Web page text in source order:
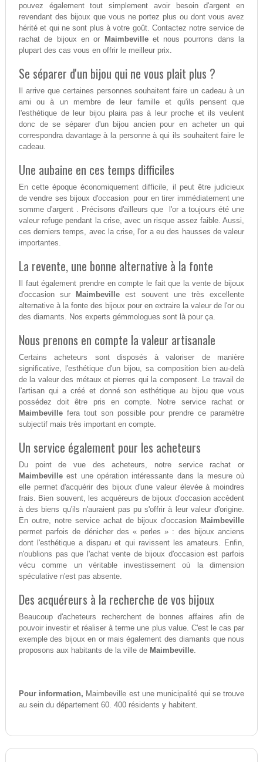
pouvez également tout simplement avoir besoin d'argent en
revendant des bijoux que vous ne portez plus ou dont vous avez
hérité et qui ne sont plus à votre goût. Contactez notre service de
rachat de bijoux en or Maimbevilleet nous pourrons dans la
plupart des cas vous en offrir le meilleur prix.
Se séparer d'un bijou qui ne vous plait plus ?
Il arrive que certaines personnes souhaitent faire un cadeau à un
ami ou à un membre de leur famille et qu'ils pensent que
l'esthétique de leur bijou plaira pas à leur proche et ils veulent
donc de se séparer d'un bijou ancien pour en acheter un qui
correspondra davantage à la personne à qui ils souhaitent faire le
cadeau.
Une aubaine en ces temps difficiles
En cette époque économiquement difficile, il peut être judicieux
de vendre ses bijoux d'occasion pour en tirer immédiatement une
somme d'argent . Précisons d'ailleurs que l'or a toujours été une
valeur refuge pendant la crise, avec un risque assez faible. Aussi,
ces derniers temps, avec la crise, l'or a eu des hausses de valeur
importantes.
La revente, une bonne alternative à la fonte
Il faut également prendre en compte le fait que la vente de bijoux
d'occasion sur Maimbeville est souvent une très excellente
alternative à la fonte des bijoux pour en extraire la valeur de l'or ou
des diamants. Nos experts gémmologues sont là pour ça.
Nous prenons en compte la valeur artisanale
Certains acheteurs sont disposés à valoriser de manière
significative, l'esthétique d'un bijou, sa composition bien au-delà
de la valeur des métaux et pierres qui la composent. Le travail de
l'artisan qui a créé et donné son esthétique au bijou que vous
possédez doit être pris en compte. Notre service rachat or
Maimbevillefera tout son possible pour prendre ce paramètre
subjectif mais très important en compte.
Un service également pour les acheteurs
Du point de vue des acheteurs, notre service rachat or
Maimbevilleest une opération intéressante dans la mesure où
elle permet d'acquérir des bijoux d'une valeur élevée à moindres
frais. Bien souvent, les acquéreurs de bijoux d'occasion accèdent
à des biens qu'ils n'auraient pas pu s'offrir à leur valeur d'origine.
En outre, notre service achat de bijoux d'occasion Maimbeville
permet parfois de dénicher des « perles » : des bijoux anciens
dont l'esthétique a disparu et qui ravissent les amateurs. Enfin,
n'oublions pas que l'achat vente de bijoux d'occasion est parfois
vécu comme un véritable investissement où la dimension
spéculative n'est pas absente.
Des acquéreurs à la recherche de vos bijoux
Beaucoup d'acheteurs recherchent de bonnes affaires afin de
pouvoir investir et réaliser à terme une plus value. C'est le cas par
exemple des bijoux en or mais également des diamants que nous
proposons aux habitants de la ville de Maimbeville.
Pour information, Maimbeville est une municipalité qui se trouve
au sein du département 60. 400 résidents y habitent.